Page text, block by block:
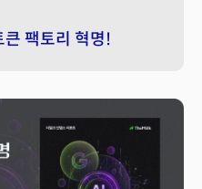
팩토리 혁명!